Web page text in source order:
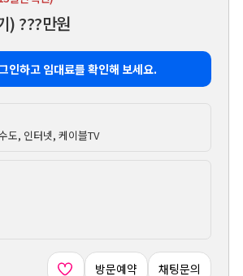
) ???만원
인하고 임대료를 확인해 보세요.
도, 인터넷, 케이블TV
방문예약 채팅문의